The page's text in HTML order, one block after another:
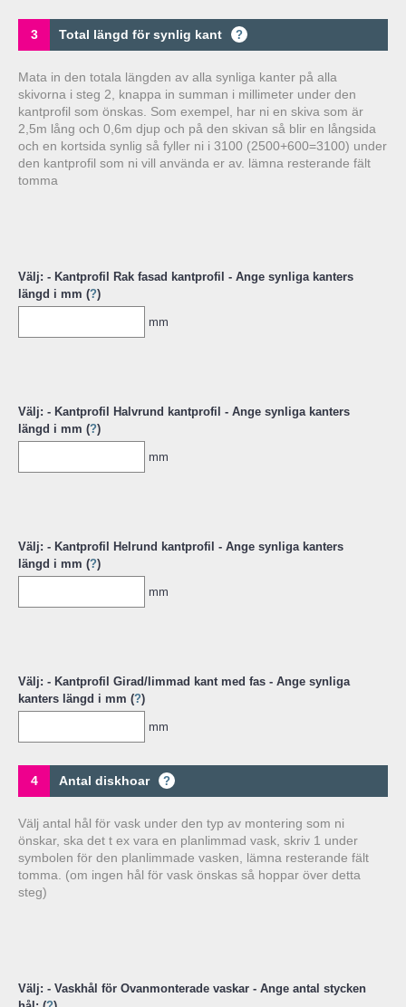
3 Total längd för synlig kant ?
Mata in den totala längden av alla synliga kanter på alla
skivorna i steg 2, knappa in summan i millimeter under den
kantprofil som önskas. Som exempel, har ni en skiva som är
2,5m lång och 0,6m djup och på den skivan så blir en långsida
och en kortsida synlig så fyller ni i 3100 (2500+600=3100) under
den kantprofil som ni vill använda er av. lämna resterande fält
tomma
Välj: - Kantprofil Rak fasad kantprofil - Ange synliga kanters
längd i mm (?)
mm
Välj: - Kantprofil Halvrund kantprofil - Ange synliga kanters
längd i mm (?)
mm
Välj: - Kantprofil Helrund kantprofil - Ange synliga kanters
längd i mm (?)
mm
Välj: - Kantprofil Girad/limmad kant med fas - Ange synliga
kanters längd i mm (?)
mm
4 Antal diskhoar ?
Välj antal hål för vask under den typ av montering som ni
önskar, ska det t ex vara en planlimmad vask, skriv 1 under
symbolen för den planlimmade vasken, lämna resterande fält
tomma. (om ingen hål för vask önskas så hoppar över detta
steg)
Välj: - Vaskhål för Ovanmonterade vaskar - Ange antal stycken